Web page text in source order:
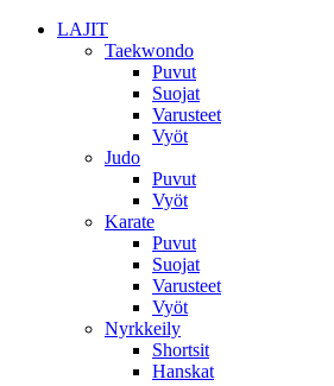
LAJIT
Taekwondo
Puvut
Suojat
Varusteet
Vyöt
Judo
Puvut
Vyöt
Karate
Puvut
Suojat
Varusteet
Vyöt
Nyrkkeily
Shortsit
Hanskat